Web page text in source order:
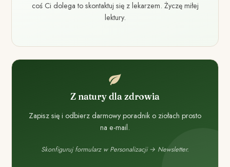
coś Ci dolega to skontaktuj się z lekarzem. Życzę miłej
lektury.
Z natury dla zdrowia
Zapisz się i odbierz darmowy poradnik o ziołach prosto
na e-mail.
Skonfiguruj formularz w Personalizacji → Newsletter.